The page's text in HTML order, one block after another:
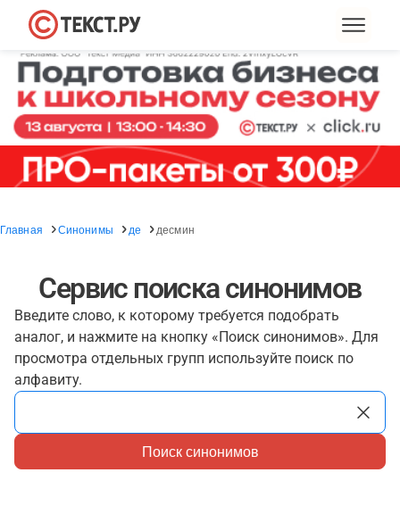
Главная Синонимы де десмин
Сервис поиска синонимов
Введите слово, к которому требуется подобрать
аналог, и нажмите на кнопку «Поиск синонимов». Для
просмотра отдельных групп используйте поиск по
алфавиту.
Поиск синонимов